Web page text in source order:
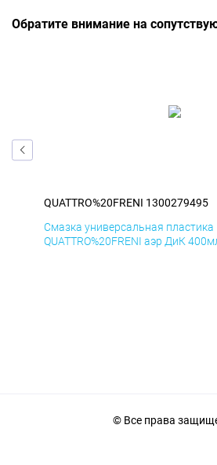
Обратите внимание на
QUATTRO%20FRENI 1300279495
Смазка универсальная пластика
QUATTRO%20FRENI аэр ДиК
© Все права